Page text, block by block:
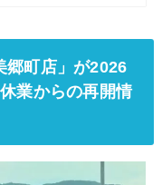
郷町店」が2026
業からの再開情